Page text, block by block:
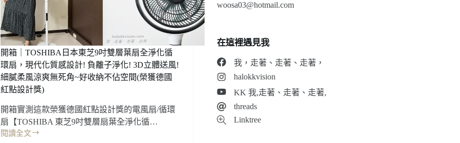
開箱｜TOSHIBA日本東芝9吋雙層葉扇全淨化循
環扇，現代化質感設計! 負離子淨化! 3D立體送風!
細膩柔風涼爽無死角~好收納不佔空間(榮獲德國
紅點設計獎)
開箱實測這款榮獲德國紅點設計獎的電風扇/循環
扇【TOSHIBA 東芝9吋雙層扇葉全淨化循…
閱讀全文
開
woosa03@hotmail.com
在這裡遇見我
我，走著、走著、走著，
halokkvision
KK 我,走著、走著、走著,
threads
Linktree